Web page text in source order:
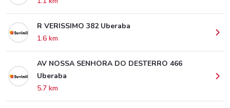
R VERISSIMO 382 Uberaba
1.6 km
AV NOSSA SENHORA DO DESTERRO 466
Uberaba
5.7 km